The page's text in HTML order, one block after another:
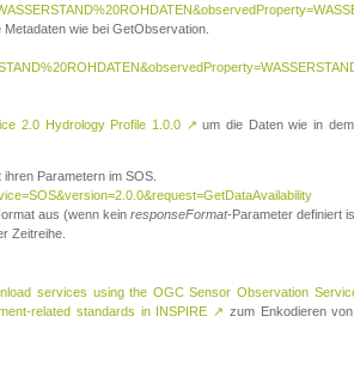
wie bei GetObservation.
2.0 Hydrology Profile 1.0.0 ↗ um die Daten wie in
Parametern im SOS.
aus (wenn kein responseFormat-Parameter definiert
Zeitreihe.
services using the OGC Sensor Observation
related standards in INSPIRE ↗ zum Enkodieren